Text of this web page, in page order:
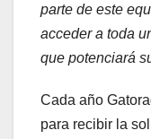
parte de este
acceder a toda
que potenciará
Cada año
para recibir la